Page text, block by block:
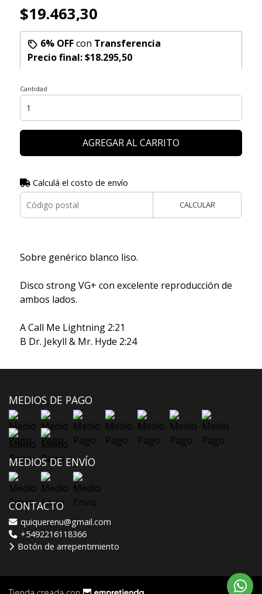
$19.463,30
6% OFFcon Transferencia
Precio final:$18.295,50
Cantidad
AGREGAR AL CARRITO
Calculá el costo de envío
CALCULAR
Sobre genérico blanco liso.
Disco strong VG+ con excelente reproducción de
ambos lados.
A Call Me Lightning 2:21
B Dr. Jekyll & Mr. Hyde 2:24
MEDIOS DE PAGO
MEDIOS DE ENVÍO
CONTACTO
quiquerenu@gmail.com
+5492216118366
Botón de arrepentimiento